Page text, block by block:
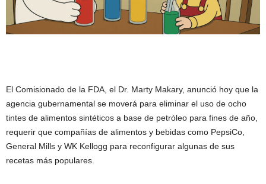
El Comisionado de la FDA, el Dr. Marty Makary, anunció hoy que la
agencia gubernamental se moverá para eliminar el uso de ocho
tintes de alimentos sintéticos a base de petróleo para fines de año,
requerir que compañías de alimentos y bebidas como PepsiCo,
General Mills y WK Kellogg para reconfigurar algunas de sus
recetas más populares.